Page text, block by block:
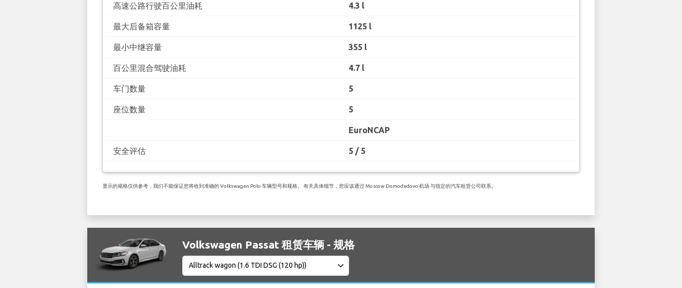
高速公路行驶百公里油耗 4.3 l
最大后备箱容量 1125 l
最小中继容量 355 l
百公里混合驾驶油耗 4.7 l
车门数量 5
座位数量 5
EuroNCAP
安全评估 5 / 5
显示的规格仅供参考，我们不能保证您将收到准确的 Volkswagen Polo 车辆型号和规格。 有关具体细节，您应该通过 Moscow Domodedovo 机场 与指定的汽车租赁公司联系。
Volkswagen Passat 租赁车辆 - 规格